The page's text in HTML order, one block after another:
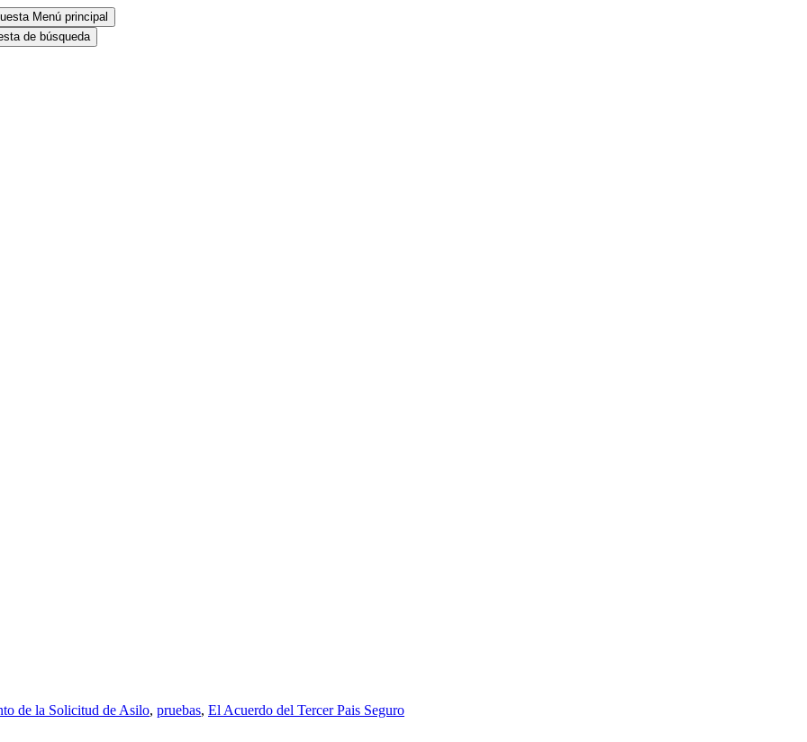
de la Solicitud de Asilo, pruebas, El Acuerdo del Tercer Pais Seguro